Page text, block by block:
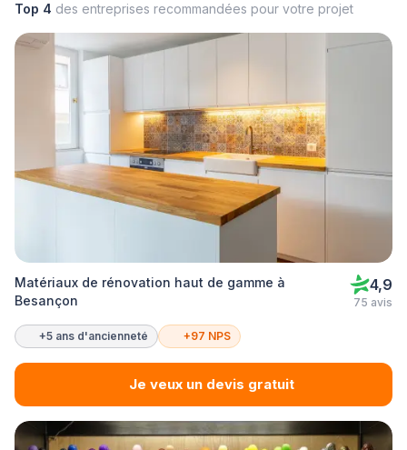
Top 4 des entreprises recommandées pour votre projet
Matériaux de rénovation haut de gamme à
Besançon
4,9
75 avis
+5 ans d'ancienneté +97 NPS
Je veux un devis gratuit